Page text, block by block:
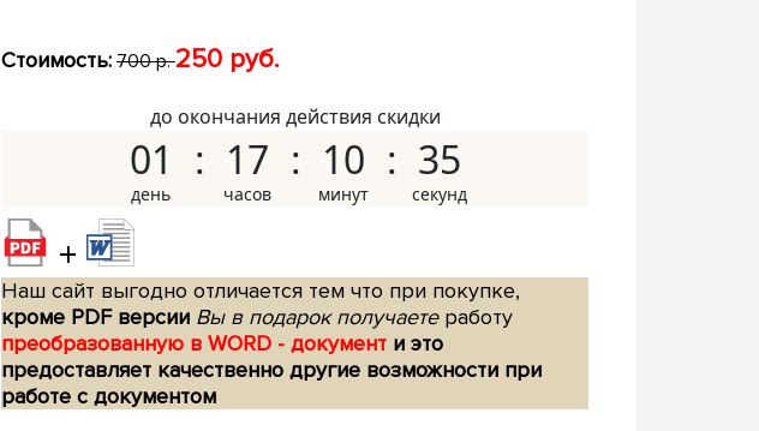
Стоимость: 700 р.250 руб.
до окончания действия скидки
01 17 10 34
+
Наш сайт выгодно отличается тем что при покупке,
кроме PDF версии Вы в подарок получаетеработу
преобразованную в WORD - документ и это
предоставляет качественно другие возможности при
работе с документом